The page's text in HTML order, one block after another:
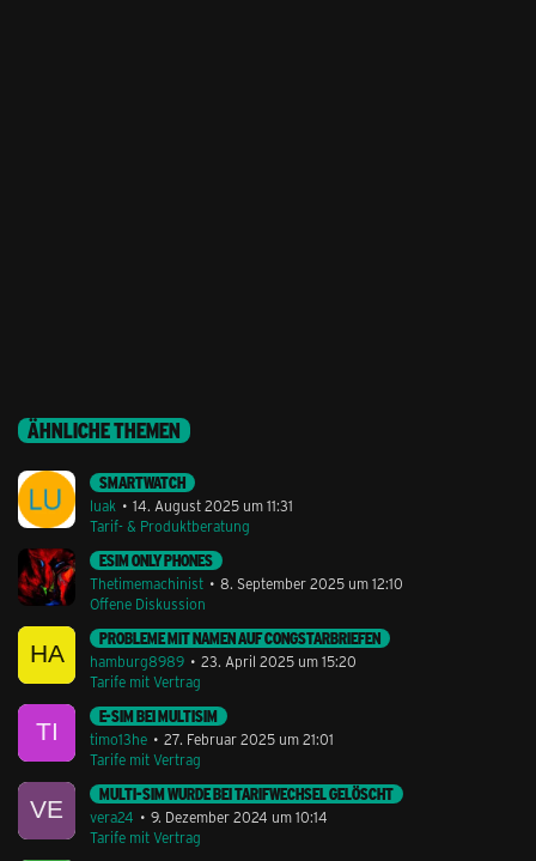
ÄHNLICHE THEMEN
SMARTWATCH
luak
14. August 2025 um 11:31
Tarif- & Produktberatung
ESIM ONLY PHONES
Thetimemachinist
8. September 2025 um 12:10
Offene Diskussion
PROBLEME MIT NAMEN AUF CONGSTARBRIEFEN
hamburg8989
23. April 2025 um 15:20
Tarife mit Vertrag
E-SIM BEI MULTISIM
timo13he
27. Februar 2025 um 21:01
Tarife mit Vertrag
MULTI-SIM WURDE BEI TARIFWECHSEL GELÖSCHT
vera24
9. Dezember 2024 um 10:14
Tarife mit Vertrag